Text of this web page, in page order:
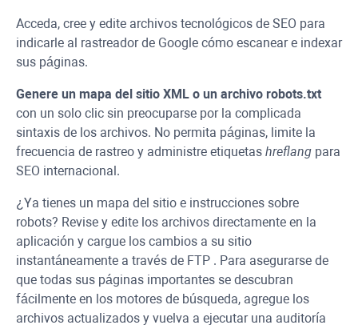
Acceda, cree y edite archivos tecnológicos de SEO para
indicarle al rastreador de Google cómo escanear e indexar
sus páginas.
Genere un mapa del sitio XML o un archivo robots.txt
con un solo clic sin preocuparse por la complicada
sintaxis de los archivos. No permita páginas, limite la
frecuencia de rastreo y administre etiquetas hreflang para
SEO internacional.
¿Ya tienes un mapa del sitio e instrucciones sobre
robots? Revise y edite los archivos directamente en la
aplicación y cargue los cambios a su sitio
instantáneamente a través de FTP . Para asegurarse de
que todas sus páginas importantes se descubran
fácilmente en los motores de búsqueda, agregue los
archivos actualizados y vuelva a ejecutar una auditoría